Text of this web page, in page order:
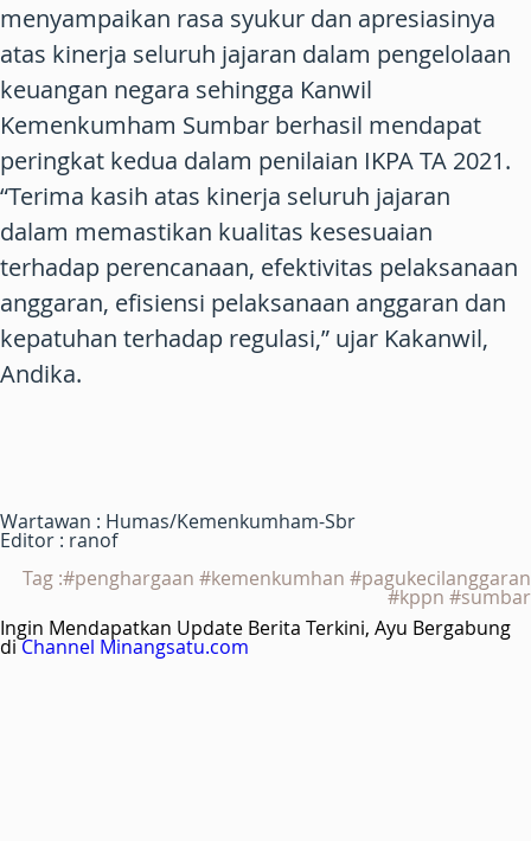
menyampaikan rasa syukur dan apresiasinya
atas kinerja seluruh jajaran dalam pengelolaan
keuangan negara sehingga Kanwil
Kemenkumham Sumbar berhasil mendapat
peringkat kedua dalam penilaian IKPA TA 2021.
“Terima kasih atas kinerja seluruh jajaran
dalam memastikan kualitas kesesuaian
terhadap perencanaan, efektivitas pelaksanaan
anggaran, efisiensi pelaksanaan anggaran dan
kepatuhan terhadap regulasi,” ujar Kakanwil,
Andika.
Wartawan : Humas/Kemenkumham-Sbr
Editor : ranof
Tag :#penghargaan #kemenkumhan #pagukecilanggaran
#kppn #sumbar
Ingin Mendapatkan Update Berita Terkini, Ayu Bergabung
diChannel Minangsatu.com